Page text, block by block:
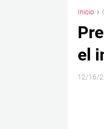
Inicio
el
12/16/